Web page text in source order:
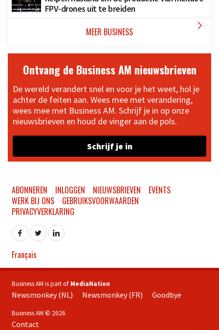
FPV-drones uit te breiden
MEER BUSINESS 
Ontvang de Business AM nieuwsbrieven
De wereld verandert snel en voor je het weet, hol je
achter de feiten aan. Wees mee met verandering,
wees mee met Business AM. Schrijf je in op onze
nieuwsbrieven en houd de vinger aan de pols.
Schrijf je in
ABONNEREN INLOGGEN NIEUWSBRIEVEN
EVENTS
WERK BIJ ONS
GEBRUIKSVOORWAARDEN
PRIVACYVERKLARING
Français
Business AM is part of MediaNation
Newsmonkey (NL) Newsmonkey (FR) Goodbye
Business AM © 2026
Contact